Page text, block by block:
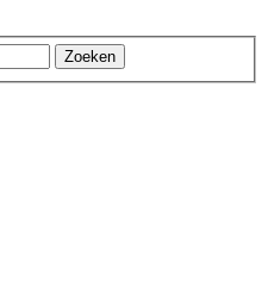
Zoeken